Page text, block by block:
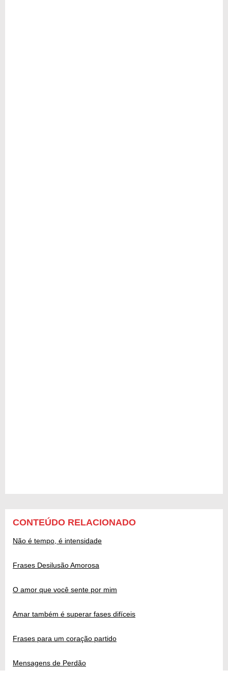
CONTEÚDO RELACIONADO
Não é tempo, é intensidade
Frases Desilusão Amorosa
O amor que você sente por mim
Amar também é superar fases difíceis
Frases para um coração partido
Mensagens de Perdão